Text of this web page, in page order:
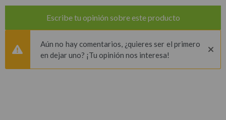
Escribe tu opinión sobre este producto
Aún no hay comentarios, ¿quieres ser el primero
en dejar uno? ¡Tu opinión nos interesa!